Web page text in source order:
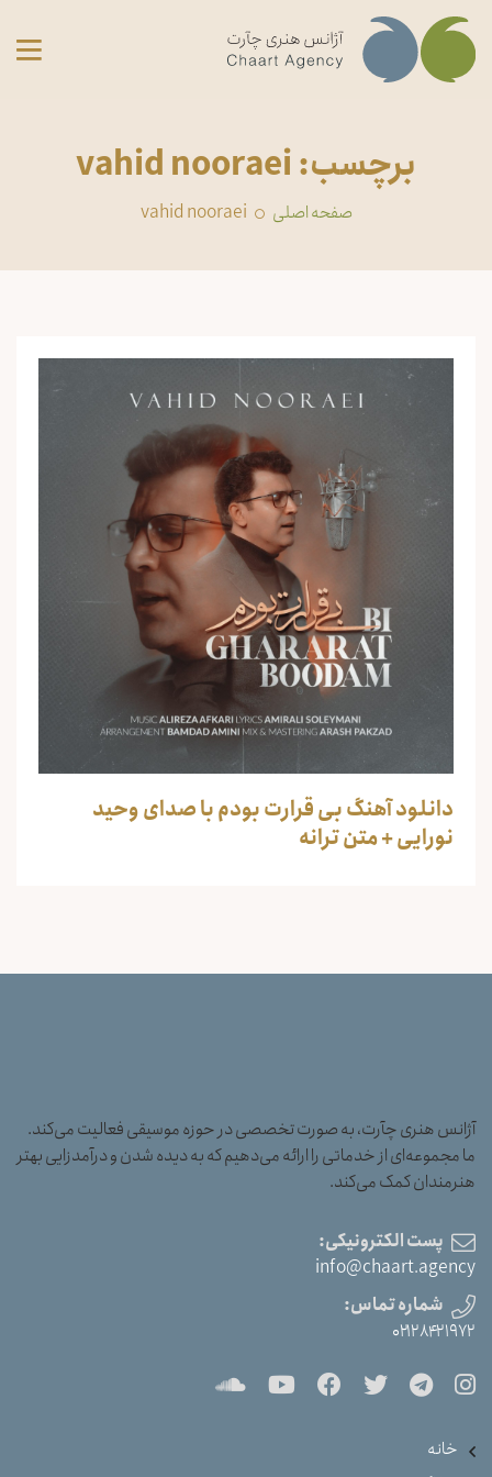
برچسب: vahid nooraei
صفحه اصلی vahid nooraei
دانلود آهنگ بی قرارت بودم با صدای وحید
نورایی + متن ترانه
آژانس هنری چآرت، به صورت تخصصی در حوزه موسیقی فعالیت می‌کند.
ما مجموعه‌ای از خدماتی را ارائه می‌دهیم که به دیده شدن و درآمدزایی بهتر
هنرمندان کمک می‌کند.
پست الکترونیکی:
info@chaart.agency
شماره تماس:
۰۲۱۲۸۴۲۱۹۷۲
خانه